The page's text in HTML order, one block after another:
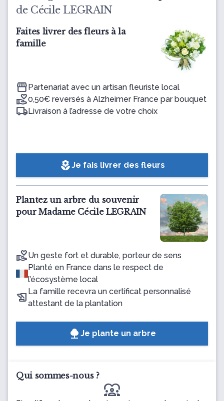
de Cécile LEGRAIN
Faites livrer des fleurs à la
famille
Partenariat avec un artisan fleuriste local
0,50€ reversés à Alzheimer France par bouquet
Livraison à l’adresse de votre choix
local_floristJe fais livrer des fleurs
Plantez un arbre du souvenir
pour Madame Cécile LEGRAIN
Un geste fort et durable, porteur de sens
Planté en France dans le respect de
l’écosystème local
La famille recevra un certificat personnalisé
attestant de la plantation
Je plante un arbre
Qui sommes-nous ?
diversity_1